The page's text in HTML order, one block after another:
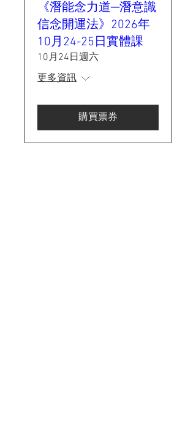
《潛能念力道─潛意識
信念開運法》2026年
10月24-25日實體課
10月24日週六
更多資訊
購買票券